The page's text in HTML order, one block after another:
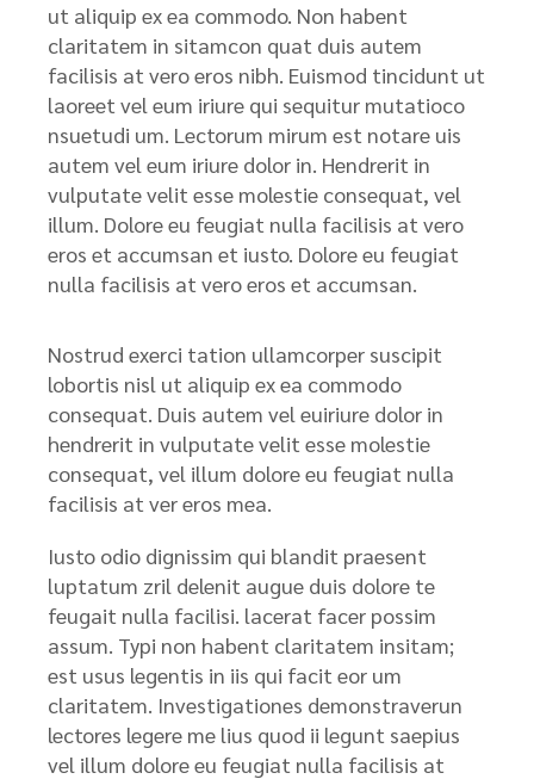
ut aliquip ex ea commodo. Non habent
claritatem in sitamcon quat duis autem
facilisis at vero eros nibh. Euismod tincidunt ut
laoreet vel eum iriure qui sequitur mutatioco
nsuetudi um. Lectorum mirum est notare uis
autem vel eum iriure dolor in. Hendrerit in
vulputate velit esse molestie consequat, vel
illum. Dolore eu feugiat nulla facilisis at vero
eros et accumsan et iusto. Dolore eu feugiat
nulla facilisis at vero eros et accumsan.
Nostrud exerci tation ullamcorper suscipit
lobortis nisl ut aliquip ex ea commodo
consequat. Duis autem vel euiriure dolor in
hendrerit in vulputate velit esse molestie
consequat, vel illum dolore eu feugiat nulla
facilisis at ver eros mea.
Iusto odio dignissim qui blandit praesent
luptatum zril delenit augue duis dolore te
feugait nulla facilisi. lacerat facer possim
assum. Typi non habent claritatem insitam;
est usus legentis in iis qui facit eor um
claritatem. Investigationes demonstraverun
lectores legere me lius quod ii legunt saepius
vel illum dolore eu feugiat nulla facilisis at